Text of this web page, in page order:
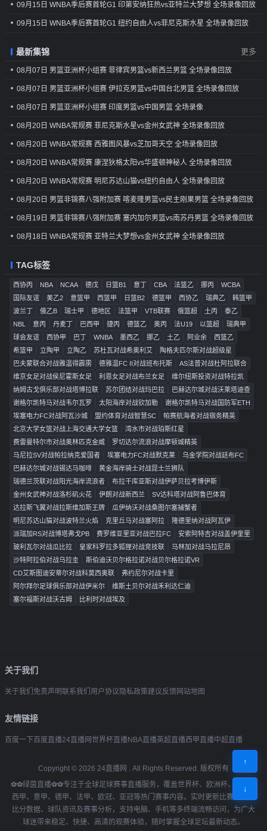
09月15日 WNBA季后赛首轮G1 印第安纳狂热vs亚特兰大梦想 全场录像回放
09月15日 WNBA季后赛首轮G1 纽约自由人vs菲尼克斯水星 全场录像回放
最新集锦 更多
08月07日 男篮亚洲杯小组赛 菲律宾男篮vs新西兰男篮 全场录像回放
08月07日 男篮亚洲杯小组赛 伊拉克男篮vs中国台北男篮 全场录像回放
08月07日 男篮亚洲杯小组赛 印度男篮vs中国男篮 全场录像
08月20日 WNBA常规赛 菲尼克斯水星vs金州女武神 全场录像回放
08月20日 WNBA常规赛 西雅图风暴vs芝加哥天空 全场录像回放
08月20日 WNBA常规赛 康涅狄格太阳vs华盛顿神秘人 全场录像回放
08月20日 WNBA常规赛 明尼苏达山猫vs纽约自由人 全场录像回放
08月20日 男篮非锦赛八强附加赛 喀麦隆男篮vs民主刚果男篮 全场录像回放
08月19日 男篮非锦赛八强附加赛 塞内加尔男篮vs南苏丹男篮 全场录像回放
08月18日 WNBA常规赛 亚特兰大梦想vs金州女武神 全场录像回放
TAG标签
西协丙 NBA NCAA 德戊 日篮B1 意丁 CBA 法篮乙 挪丙
WCBA
国际友谊
美乙2 意篮甲 西篮甲 日篮B2 德篮甲 西协乙 瑞典乙
韩篮甲
波兰丁
俄乙B 瑞士甲 德地区 法篮甲 VTB联赛 俄篮超 土丙
泰乙
NBL
意丙 丹麦丁 巴西甲 捷丙 德篮乙 奥丙 法U19 以篮超
瑞典甲
球会友谊
西协甲 巴丁 WNBA 墨西乙 挪乙 土乙 阿业余
西篮乙
希篮甲
立陶甲 立陶乙 苏杜瓦对战希奥利艾
陶格夫匹尔斯对战超级星
巴夫蒙联合对战雅温得霹雳
德雅温FC II对战班布托斯
AS法普对战杜阿拉联合
维京女足对战侯尼霍斯女足
利恩女足对战布兰女足
维尔纽斯投资对战特拉凯
纳姆古戈俱乐部对战塔博拉联
苏尔团结对战玛巴拉
巴赫达尔城对战沃莱塔迪查
谢格尔凯特马对战韦尔瓦罗
太阳海岸对战钦加勒
谢格尔凯特马对战国防军ETH
埃塞电力FC对战阿瓦沙城
盟约体育对战智慧SC
帕赛航海者对战宿务精英
北京大学女篮对战上海交通大学女篮
湾水市对战珀斯红星
费雷曼特尔市对战奥林匹克金威
罗切达尔流浪对战摩顿城精英
马尼拉SV对战帕拉纳克爱国者
埃塞电力FC对战默克莱
乌金学院对战廷布FC
巴赫达尔城对战锡达马咖啡
黄金海岸骑士对战昆士兰狮队
瑞德兰茨联对战阳光海岸流浪者
布拉干库亚斯对战伊萨贝拉考博伊斯
金州女武神对战洛杉矶火花
伊朗对战新西兰
SV达科塔对战阿鲁巴体育
达拉斯飞翼对战拉斯维加斯王牌
瓜伊纳沃对战桑图尔塞捕蟹者
明尼苏达山猫对战波特兰火焰
克里丘马对战塞阿拉
隆德里纳对战阿瓦伊
派瑞加RS对战博塔弗戈PB
费罗维亚里亚对战巴拉FC
安索阿特吉对战盖伊奎里
玻利瓦尔对战瓜比拉
皇家科罗拉多狐狸对战竞技联
马林加对战马拉尼昂
沙特阿拉伯对战乌拉圭
斯伯迪沃贝尔格拉诺对战贝尔格拉诺VR
CD艾斯图迪安蒂尔对战科莫西奥联
弗约尼尔对战卡里
阿尔拜尔足球俱乐部对战伊米尔
维斯土贝尔对战禾利达仁迪
塞尔福斯对战沃古姆
比利时对战埃及
关于我们
关于我们 免责声明联系我们 用户协议 隐私政策建议反馈网站地图
友情链接
百度一下 百度直播24直播网世界杯直播NBA直播英超直播西甲直播中超直播
Copyright © 2026 24直播网 . All Rights Reserved. 版权所有
⚽⚽绿茵直播⚽⚽专注于全球足球赛事直播服务，覆盖世界杯、欧洲杯、英超、
西甲、意甲、德甲、法甲、欧冠、亚冠等热门赛事内容。实时更新比赛赛程、
比分数据、球队资讯及赛事分析，支持电脑、手机等多终端流畅访问，为广大
球迷带来稳定、快捷、高清的观赛体验，随时掌握全球足坛最新动态。
↑
↓